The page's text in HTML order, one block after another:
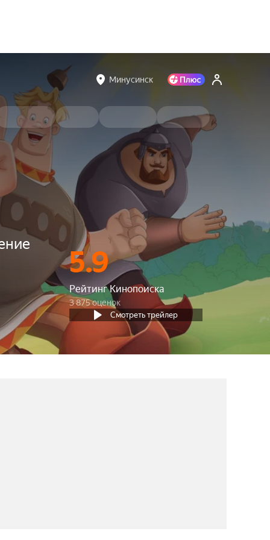
Минусинск
5.9
Рейтинг Кинопоиска
3 875 оценок
Смотреть трейлер